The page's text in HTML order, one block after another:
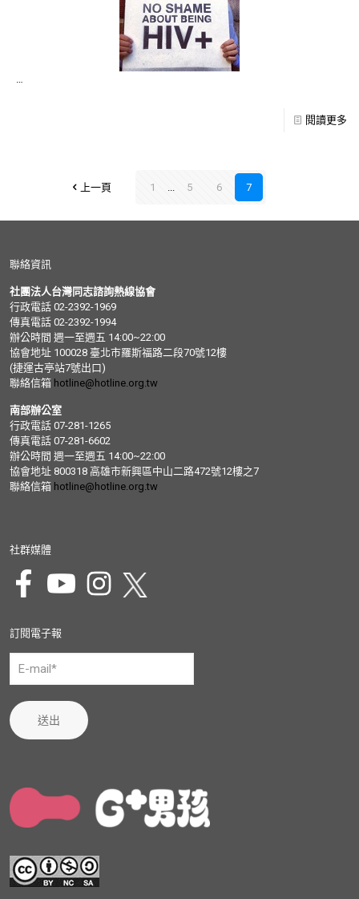
…
閱讀更多
上一頁 1 ... 5 6 7
聯絡資訊
社團法人台灣同志諮詢熱線協會
行政電話 02-2392-1969
傳真電話 02-2392-1994
辦公時間 週一至週五 14:00~22:00
協會地址 100028 臺北市羅斯福路二段70號12樓
(捷運古亭站7號出口)
聯絡信箱 hotline@hotline.org.tw
南部辦公室
行政電話 07-281-1265
傳真電話 07-281-6602
辦公時間 週一至週五 14:00~22:00
協會地址 800318 高雄市新興區中山二路472號12樓之7
聯絡信箱 hotline@hotline.org.tw
社群媒體
訂閱電子報
送出